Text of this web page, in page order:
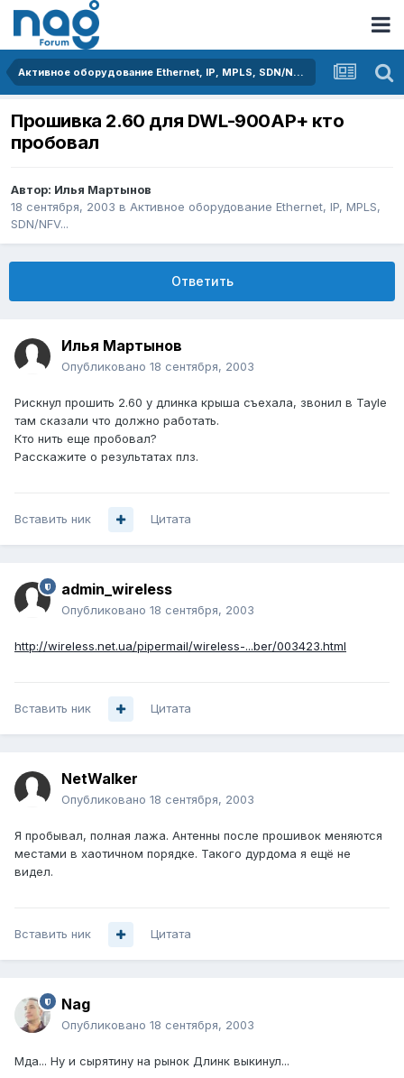
Активное оборудование Ethernet, IP, MPLS, SDN/NFV...
Прошивка 2.60 для DWL-900AP+ кто
пробовал
Автор: Илья Мартынов
18 сентября, 2003 в Активное оборудование Ethernet, IP, MPLS,
SDN/NFV...
Ответить
Илья Мартынов
Опубликовано 18 сентября, 2003
Рискнул прошить 2.60 у длинка крыша съехала, звонил в Tayle
там сказали что должно работать.
Кто нить еще пробовал?
Расскажите о результатах плз.
Вставить ник Цитата
admin_wireless
Опубликовано 18 сентября, 2003
http://wireless.net.ua/pipermail/wireless-...ber/003423.html
Вставить ник Цитата
NetWalker
Опубликовано 18 сентября, 2003
Я пробывал, полная лажа. Антенны после прошивок меняются
местами в хаотичном порядке. Такого дурдома я ещё не
видел.
Вставить ник Цитата
Nag
Опубликовано 18 сентября, 2003
Мда... Ну и сырятину на рынок Длинк выкинул...